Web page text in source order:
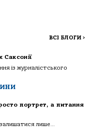
ВСІ БЛОГИ >
Саксонії
із журналістського
портрет, а питання
залишатися лише...